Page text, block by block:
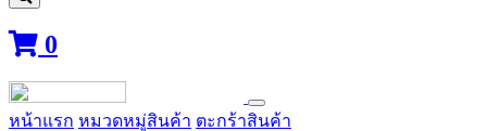
0
หน้าแรก หมวดหมู่สินค้า ตะกร้าสินค้า